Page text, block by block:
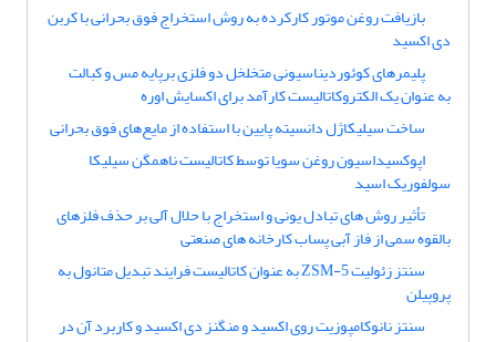
بازیافت روغن موتور کارکرده به روش استخراج فوق بحرانی با کربن
دی اکسید
پلیمرهای کوئوردیناسیونی متخلخل دو فلزی برپایه مس و کبالت
به­ عنوان یک الکتروکاتالیست کارآمد برای اکسایش اوره
ساخت سیلیکاژل دانسیته پایین با استفاده از مایع‌های فوق بحرانی
اپوکسیداسیون روغن سویا توسط کاتالیست ناهمگن سیلیکا
سولفوریک اسید
تأثیر روش های تبادل یونی و استخراج با حلال آلی بر حذف فلزهای
بالقوه سمی از فاز آبی پساب کارخانه های صنعتی
سنتز زئولیت ZSM-5 به عنوان کاتالیست فرایند تبدیل متانول به
پروپیلن
سنتز نانوکامپوزیت روی اکسید و منگنز دی اکسید و کاربرد آن در